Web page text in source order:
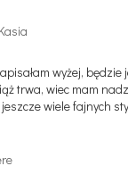
wyżej, będzie
trwa, wiec mam
wiele fajnych